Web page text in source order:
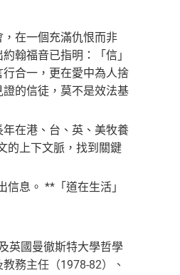
在一個充滿仇恨而非
翰福音已指明：「信」
合一，更在愛中為人捨
的信徒，莫不是效法基
在港、台、英、美牧養
的上下文脈，找到關鍵
息。 **「道在生活」
英國曼徹斯特大學哲學
務主任（1978-82）、